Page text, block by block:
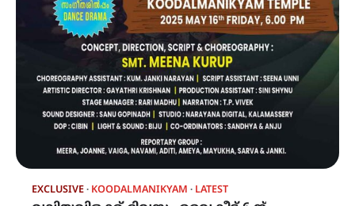
EXCLUSIVE KOODALMANIKYAM LATEST